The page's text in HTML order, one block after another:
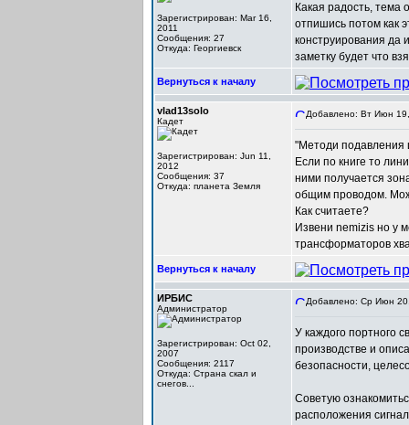
Зарегистрирован: Mar 16,
2011
Сообщения: 27
Откуда: Георгиевск
Какая радость, тема
отпишись потом как
конструирования да
заметку будет что
Вернуться к началу
vlad13solo
Кадет
Зарегистрирован: Jun 11,
2012
Сообщения: 37
Откуда: планета Земля
Добавлено: Вт Июн
"Методи подавления
Если по книге то
ними получается
общим проводом.
Как считаете?
Извени nemizis но у
трансформаторов
Вернуться к началу
ИРБИС
Администратор
Зарегистрирован: Oct 02,
2007
Сообщения: 2117
Откуда: Cтрана скал и
снегов...
Добавлено: Ср Июн
У каждого портного
производстве и
безопасности,
Советую
расположения